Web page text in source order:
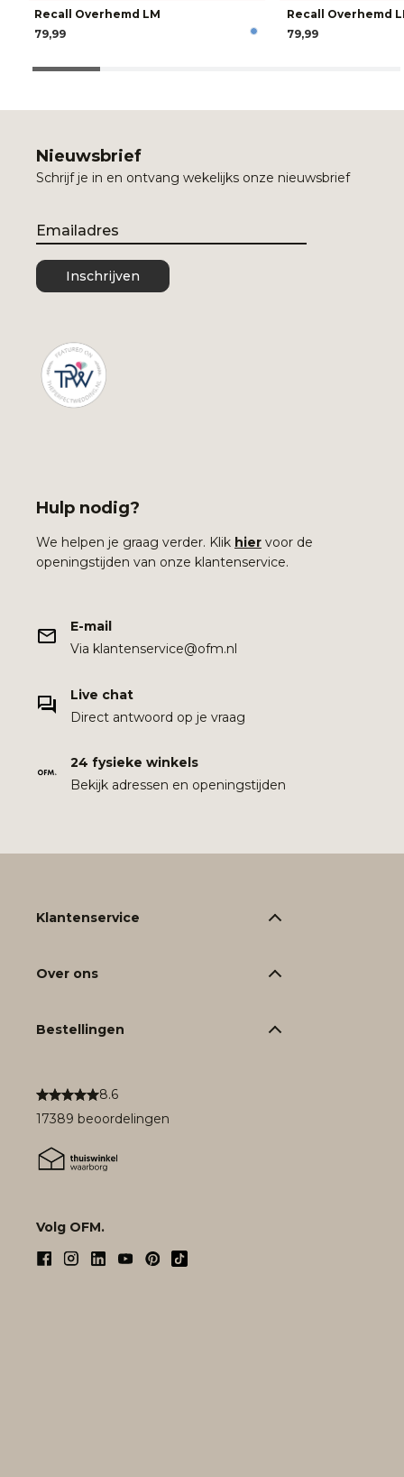
Recall Overhemd LM
79,99
Recall Overhemd
79,99
Nieuwsbrief
Schrijf je in en ontvang wekelijks onze nieuwsbrief
Email
Inschrijven
Hulp nodig?
We helpen je graag verder. Klik hier voor de
openingstijden van onze klantenservice.
E-mail
Via klantenservice@ofm.nl
Live chat
Direct antwoord op je vraag
24 fysieke winkels
Bekijk adressen en openingstijden
8.6
17389 beoordelingen
Volg OFM.
Klantenservice
Over ons
Bestellingen